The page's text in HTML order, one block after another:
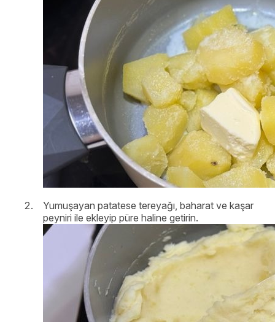
Yumuşayan patatese tereyağı, baharat ve kaşar
peyniri ile ekleyip püre haline getirin.